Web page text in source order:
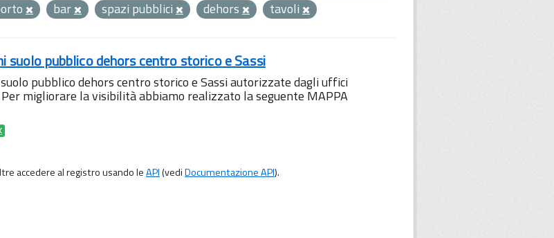
bar spazi pubblici dehors tavoli
suolo pubblico dehors centro storico e Sassi
pubblico dehors centro storico e Sassi autorizzate dagli uffici
migliorare la visibilità abbiamo realizzato la seguente MAPPA
accedere al registro usando leAPI(vediDocumentazione API).